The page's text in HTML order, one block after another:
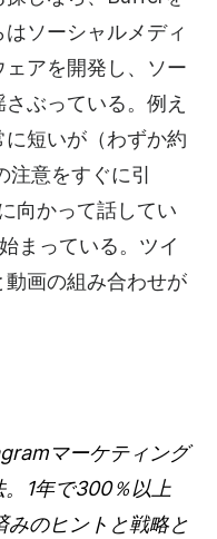
ソーシャルメディ
アを開発し、ソー
ぶっている。例え
短いが（わずか約
注意をすぐに引
向かって話してい
まっている。ツイ
動画の組み合わせが
マーケティング
1年で300％以上
みのヒントと戦略と